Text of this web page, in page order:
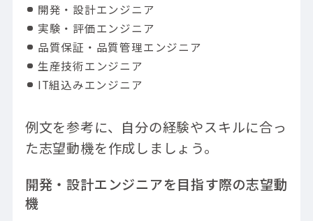
開発・設計エンジニア
実験・評価エンジニア
品質保証・品質管理エンジニア
生産技術エンジニア
IT組込みエンジニア
例文を参考に、自分の経験やスキルに合っ
た志望動機を作成しましょう。
開発・設計エンジニアを目指す際の志望動
機